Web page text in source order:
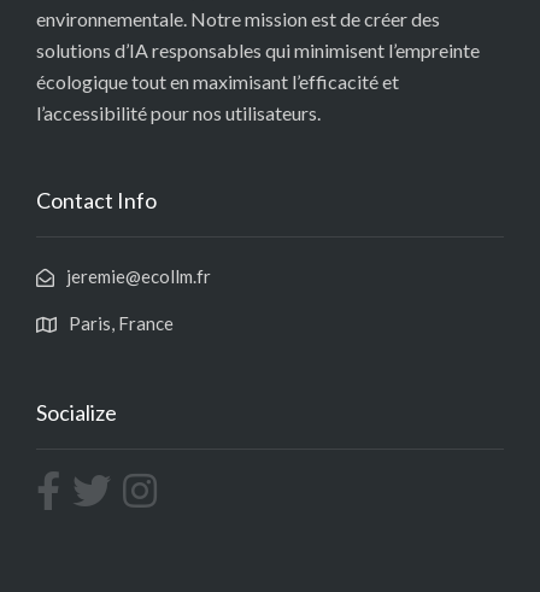
environnementale. Notre mission est de créer des
solutions d’IA responsables qui minimisent l’empreinte
écologique tout en maximisant l’efficacité et
l’accessibilité pour nos utilisateurs.
Contact Info
jeremie@ecollm.fr
Paris, France
Socialize